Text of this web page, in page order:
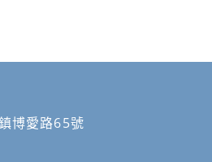
博愛路65號